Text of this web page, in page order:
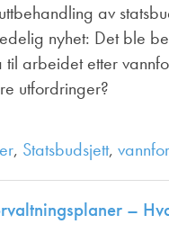
av
nyhet: Det ble
til arbeidet etter
utfordringer?
, Statsbudsjett,
–